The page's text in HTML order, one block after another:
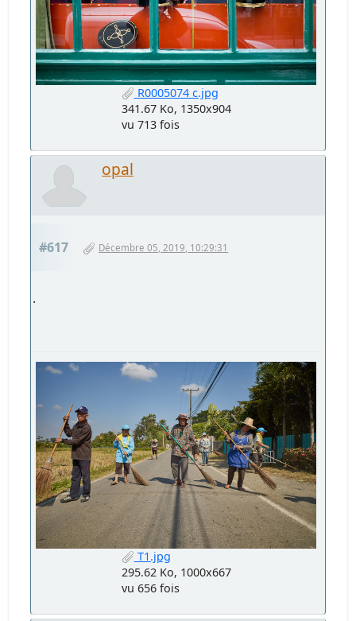
R0005074 c.jpg
341.67 Ko, 1350x904
vu 713 fois
opal
#617 Décembre 05, 2019, 10:29:31
.
T1.jpg
295.62 Ko, 1000x667
vu 656 fois